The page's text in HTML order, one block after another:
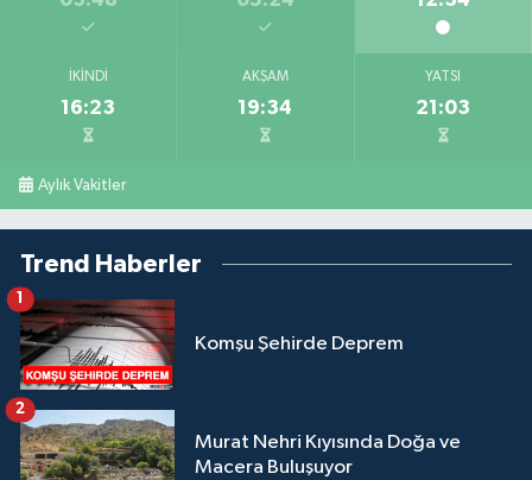
İKINDI
16:23
AKŞAM
19:34
YATSI
21:03
Aylık Vakitler
Trend Haberler
Komşu Şehirde Deprem
1
Murat Nehri Kıyısında Doğa ve
Macera Buluşuyor
2